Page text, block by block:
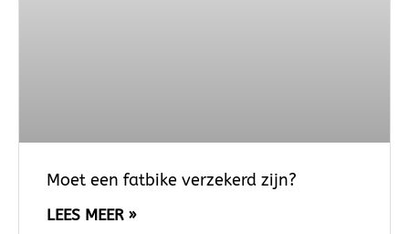
Moet een fatbike verzekerd zijn?
LEES MEER »